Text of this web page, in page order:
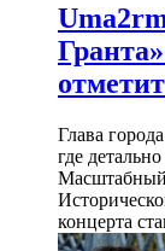
Глава
где
Масштабный
концерта